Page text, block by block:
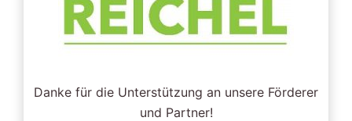
Danke für die Unterstützung an unsere Förderer
und Partner!